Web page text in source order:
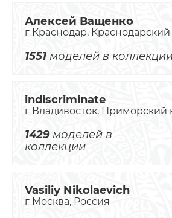
Алексей Ващенко
г Краснодар,
1551 моделей в
indiscriminate
г Владивосток, Приморский
1429моделей в
коллекции
Vasiliy Nikolaevich
г Москва, Россия